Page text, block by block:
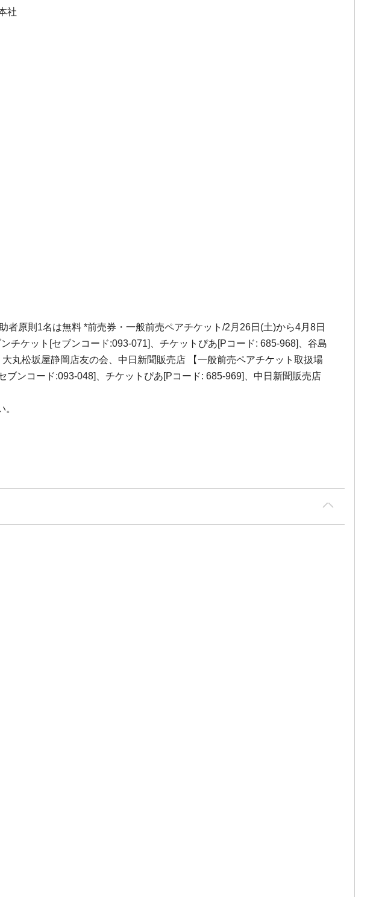
社
原則1名は無料 *前売券・一般前売ペアチケット/2月26日(土)から4月8日
チケット[セブンコード:093-071]、チケットぴあ[Pコード: 685-968]、谷島
丸松坂屋静岡店友の会、中日新聞販売店 【一般前売ペアチケット取扱場
ンコード:093-048]、チケットぴあ[Pコード: 685-969]、中日新聞販売店